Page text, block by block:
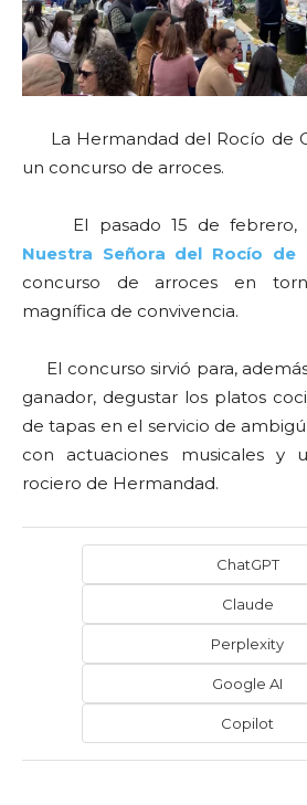
La Hermandad del Rocío de
un concurso de arroces.
El pasado 15 de febrero,
Nuestra Señora del Rocío de
concurso de arroces en
magnífica de convivencia.
El concurso sirvió para,
ganador, degustar los platos
de tapas en el servicio de
con actuaciones musicales y
rociero de Hermandad.
ChatGPT
Claude
Perplexity
Google AI
Copilot